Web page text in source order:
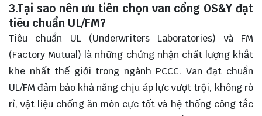
3.Tại sao nên ưu tiên chọn van cổng OS&Y đạt
tiêu chuẩn UL/FM?
Tiêu chuẩn UL (Underwriters Laboratories) và FM
(Factory Mutual) là những chứng nhận chất lượng khắt
khe nhất thế giới trong ngành PCCC. Van đạt chuẩn
UL/FM đảm bảo khả năng chịu áp lực vượt trội, không rò
rỉ, vật liệu chống ăn mòn cực tốt và hệ thống công tắc